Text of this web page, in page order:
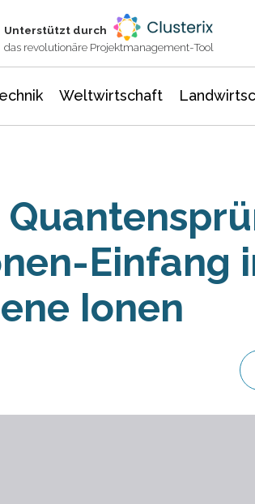
Unterstützt durch
das revolutionäre Projektmanagement-Tool
Weltwirtschaft
Einfang
Ionen